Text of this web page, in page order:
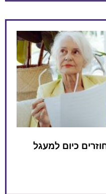
כיום למעגל